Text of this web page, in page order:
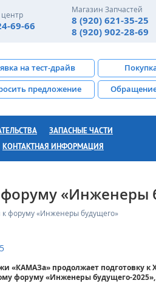
69-66
Магазин Запчастей
8 (920) 621-35-25
8 (920) 902-28-69
на тест-драйв
предложение
ЗАПАСНЫЕ ЧАСТИ
КОНТАКТНАЯ ИНФОРМАЦИЯ
форуму «Инженеры
к форуму «Инженеры будущего»
«КАМАЗа» продолжает подготовку
форуму «Инженеры будущего-2025»,